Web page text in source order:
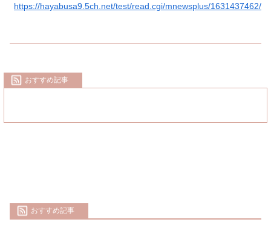
https://hayabusa9.5ch.net/test/read.cgi/mnewsplus/1631437462/
おすすめ記事
おすすめ記事